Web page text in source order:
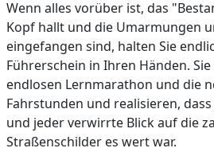
Wenn alles vorüber ist, das
Kopf hallt und die Umarmungen
eingefangen sind, halten Sie
Führerschein in Ihren Händen.
endlosen Lernmarathon und die
Fahrstunden und realisieren,
und jeder verwirrte Blick auf die
Straßenschilder es wert war.